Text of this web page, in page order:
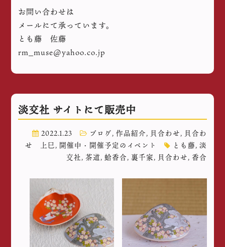
お問い合わせは
メールにて承っています。
とも藤 佐藤
rm_muse@yahoo.co.jp
淡交社 サイトにて販売中
2022.1.23 ブログ, 作品紹介, 貝合わせ, 貝合わ
せ 上巳, 開催中・開催予定のイベント とも藤, 淡
交社, 茶道, 蛤香合, 裏千家, 貝合わせ, 香合